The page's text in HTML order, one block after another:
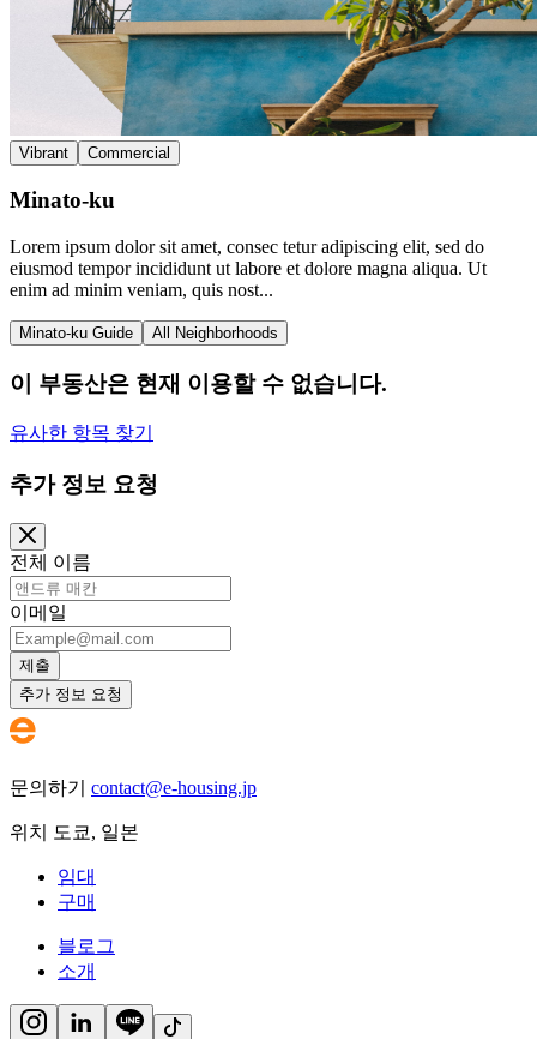
Vibrant Commercial
Minato-ku
Lorem ipsum dolor sit amet, consec tetur adipiscing elit, sed do
eiusmod tempor incididunt ut labore et dolore magna aliqua. Ut
enim ad minim veniam, quis nost...
Minato-ku Guide All Neighborhoods
이 부동산은 현재 이용할 수 없습니다.
유사한 항목 찾기
추가 정보 요청
전체 이름
이메일
제출
추가 정보 요청
문의하기 contact@e-housing.jp
위치 도쿄, 일본
임대
구매
블로그
소개